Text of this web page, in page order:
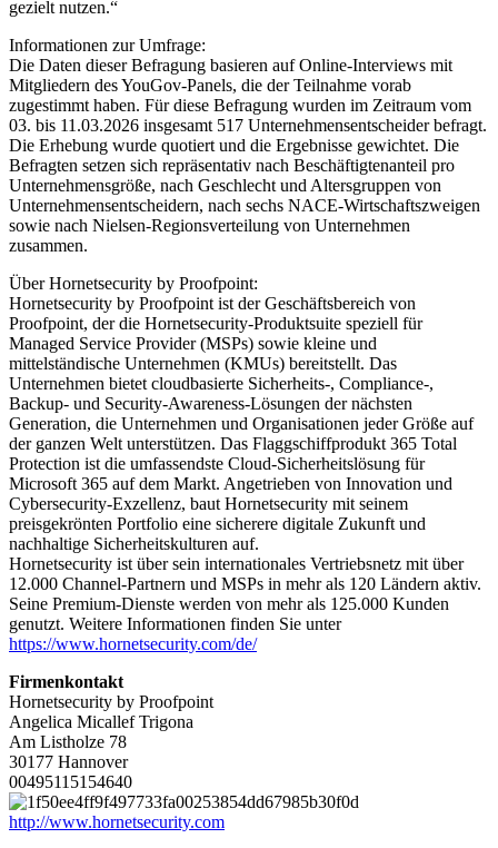
gezielt nutzen.“
Informationen zur Umfrage:
Die Daten dieser Befragung basieren auf Online-Interviews mit
Mitgliedern des YouGov-Panels, die der Teilnahme vorab
zugestimmt haben. Für diese Befragung wurden im Zeitraum vom
03. bis 11.03.2026 insgesamt 517 Unternehmensentscheider befragt.
Die Erhebung wurde quotiert und die Ergebnisse gewichtet. Die
Befragten setzen sich repräsentativ nach Beschäftigtenanteil pro
Unternehmensgröße, nach Geschlecht und Altersgruppen von
Unternehmensentscheidern, nach sechs NACE-Wirtschaftszweigen
sowie nach Nielsen-Regionsverteilung von Unternehmen
zusammen.
Über Hornetsecurity by Proofpoint:
Hornetsecurity by Proofpoint ist der Geschäftsbereich von
Proofpoint, der die Hornetsecurity-Produktsuite speziell für
Managed Service Provider (MSPs) sowie kleine und
mittelständische Unternehmen (KMUs) bereitstellt. Das
Unternehmen bietet cloudbasierte Sicherheits-, Compliance-,
Backup- und Security-Awareness-Lösungen der nächsten
Generation, die Unternehmen und Organisationen jeder Größe auf
der ganzen Welt unterstützen. Das Flaggschiffprodukt 365 Total
Protection ist die umfassendste Cloud-Sicherheitslösung für
Microsoft 365 auf dem Markt. Angetrieben von Innovation und
Cybersecurity-Exzellenz, baut Hornetsecurity mit seinem
preisgekrönten Portfolio eine sicherere digitale Zukunft und
nachhaltige Sicherheitskulturen auf.
Hornetsecurity ist über sein internationales Vertriebsnetz mit über
12.000 Channel-Partnern und MSPs in mehr als 120 Ländern aktiv.
Seine Premium-Dienste werden von mehr als 125.000 Kunden
genutzt. Weitere Informationen finden Sie unter
https://www.hornetsecurity.com/de/
Firmenkontakt
Hornetsecurity by Proofpoint
Angelica Micallef Trigona
Am Listholze 78
30177 Hannover
00495115154640
http://www.hornetsecurity.com